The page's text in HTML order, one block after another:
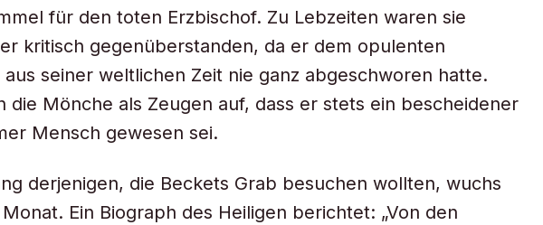
für den toten Erzbischof. Zu Lebzeiten waren sie
kritisch gegenüberstanden, da er dem opulenten
aus seiner weltlichen Zeit nie ganz abgeschworen hatte.
die Mönche als Zeugen auf, dass er stets ein bescheidener
Mensch gewesen sei.
derjenigen, die Beckets Grab besuchen wollten, wuchs
Ein Biograph des Heiligen berichtet: „Von den